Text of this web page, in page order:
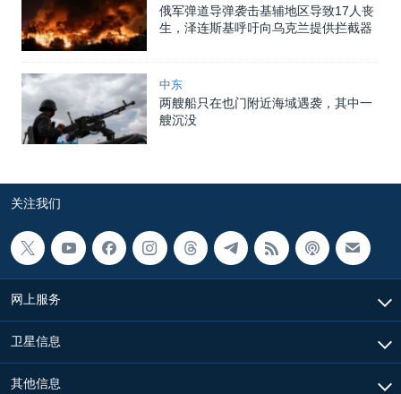
俄军弹道导弹袭击基辅地区导致17人丧
生，泽连斯基呼吁向乌克兰提供拦截器
中东
两艘船只在也门附近海域遇袭，其中一
艘沉没
关注我们
网上服务
卫星信息
其他信息